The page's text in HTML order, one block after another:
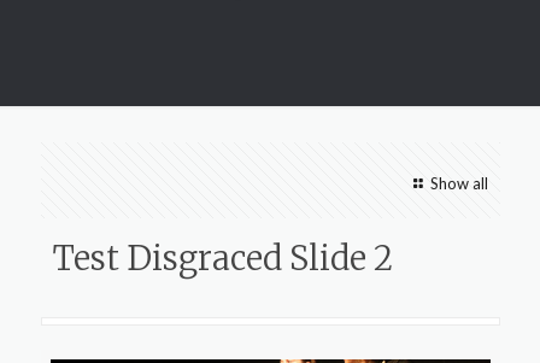
Show all
Test Disgraced Slide 2